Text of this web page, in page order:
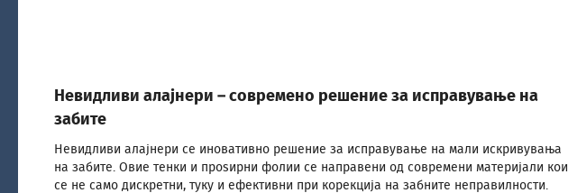
Невидливи алајнери – современо решение за исправување на
забите
Невидливи алајнери се иновативно решение за исправување на мали искривувања
на забите. Овие тенки и проѕирни фолии се направени од современи материјали кои
се не само дискретни, туку и ефективни при корекција на забните неправилности.